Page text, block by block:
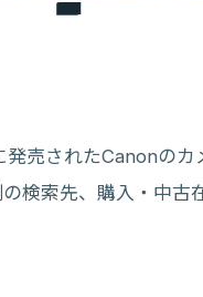
売されたCanonのカ
検索先、購入・中古